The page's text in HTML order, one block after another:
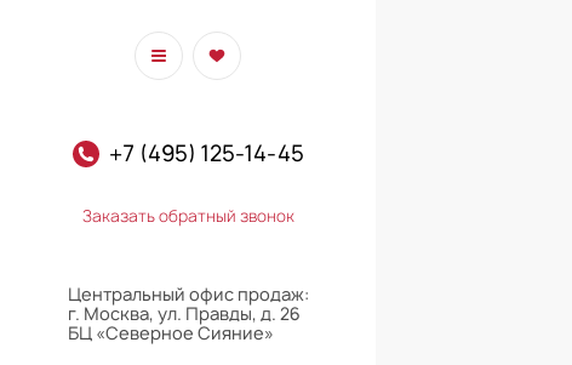
+7 (495) 125-14-45
Заказать обратный звонок
Центральный офис продаж:
г. Москва, ул. Правды, д. 26
БЦ «Северное Сияние»